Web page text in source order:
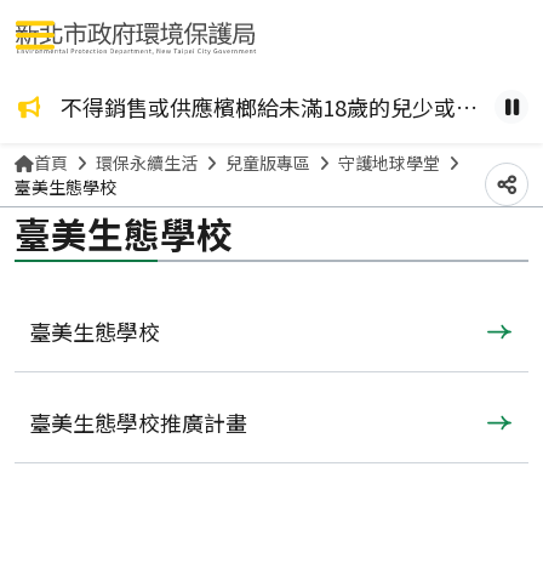
咖啡檳榔、檳榔糖葫蘆？ 檳榔不管加了什麼風味，都是致癌物！請拒絕嚼食。 不得銷售或供應檳榔給未滿18歲的兒少或孕婦。 健暫
選單按鈕
首頁 環保永續生活 兒童版專區
守護地球學堂
臺美生態學校
分
臺美生態學校
臺美生態學校
臺美生態學校推廣計畫